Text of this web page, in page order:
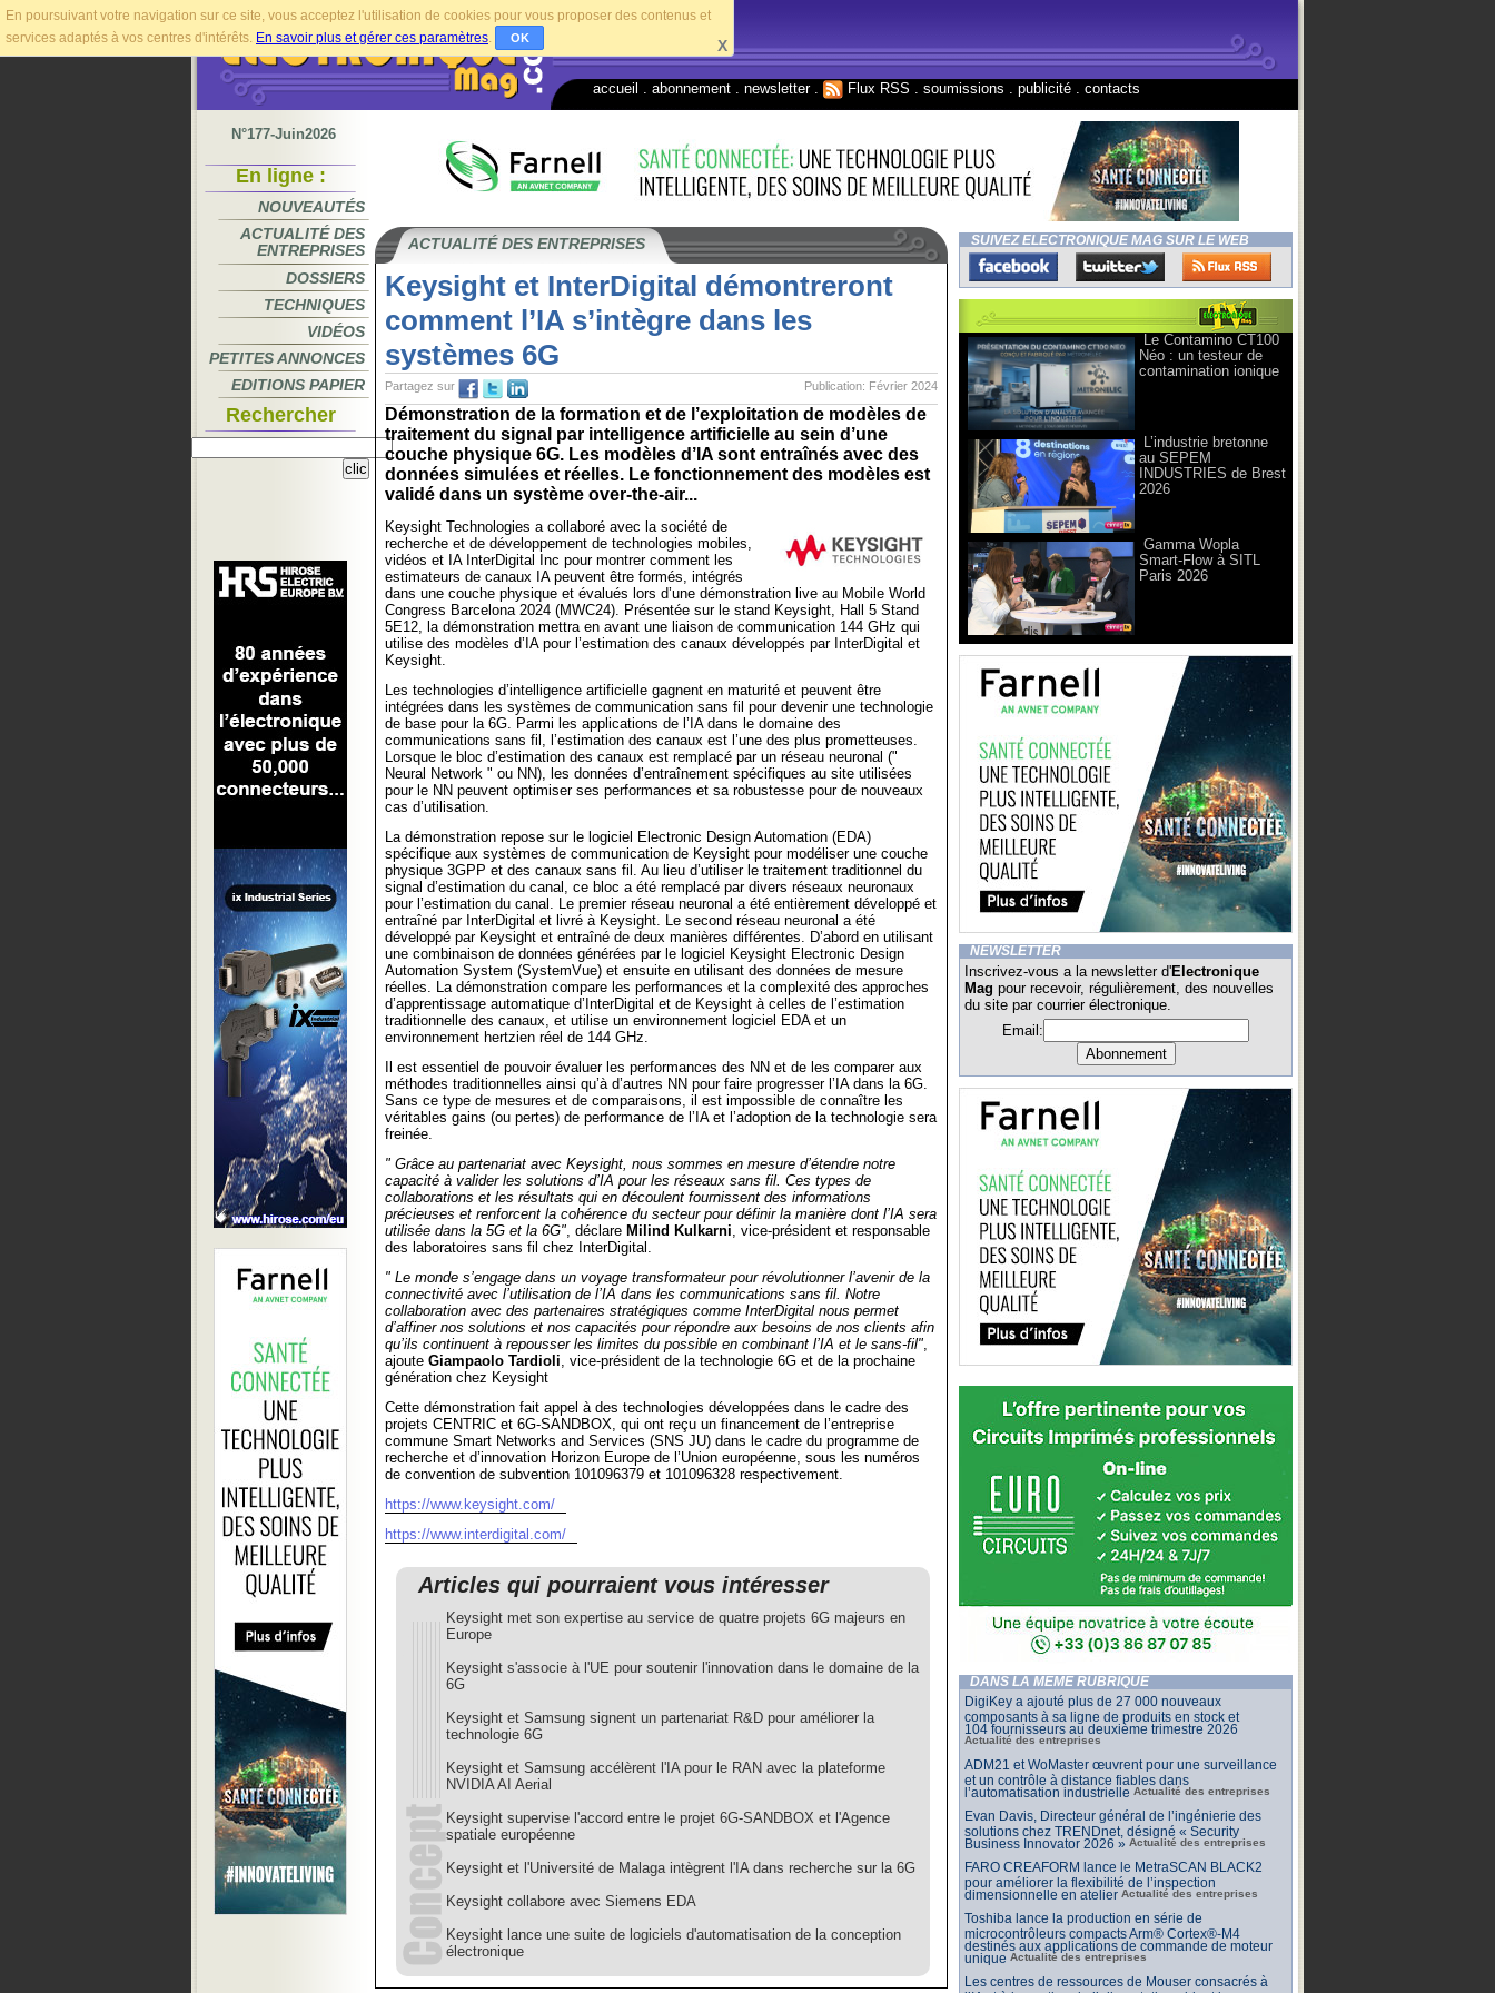
En poursuivant votre navigation sur ce site, vous acceptez l'utilisation de cookies pour vous proposer des contenus et
services adaptés à vos centres d'intérêts. En savoir plus et gérer ces paramètres. OK X
accueil abonnement newsletter. Flux RSS soumissions publicité contacts
N°177-Juin2026
En ligne :
NOUVEAUTÉS
ACTUALITÉ DES
ENTREPRISES
DOSSIERS
TECHNIQUES
VIDÉOS
PETITES ANNONCES
EDITIONS PAPIER
Rechercher
ACTUALITÉ DES ENTREPRISES
Keysight et InterDigital démontreront
comment l’IA s’intègre dans les
systèmes 6G
Publication: Février 2024
Partagez sur
Démonstration de la formation et de l’exploitation de modèles de
traitement du signal par intelligence artificielle au sein d’une
couche physique 6G. Les modèles d’IA sont entraînés avec des
données simulées et réelles. Le fonctionnement des modèles est
validé dans un système over-the-air...
Keysight Technologies a collaboré avec la société de
recherche et de développement de technologies mobiles,
vidéos et IA InterDigital Inc pour montrer comment les
estimateurs de canaux IA peuvent être formés, intégrés
dans une couche physique et évalués lors d’une démonstration live au Mobile World
Congress Barcelona 2024 (MWC24). Présentée sur le stand Keysight, Hall 5 Stand
5E12, la démonstration mettra en avant une liaison de communication 144 GHz qui
utilise des modèles d’IA pour l’estimation des canaux développés par InterDigital et
Keysight.
Les technologies d’intelligence artificielle gagnent en maturité et peuvent être
intégrées dans les systèmes de communication sans fil pour devenir une technologie
de base pour la 6G. Parmi les applications de l’IA dans le domaine des
communications sans fil, l’estimation des canaux est l’une des plus prometteuses.
Lorsque le bloc d’estimation des canaux est remplacé par un réseau neuronal ("
Neural Network " ou NN), les données d’entraînement spécifiques au site utilisées
pour le NN peuvent optimiser ses performances et sa robustesse pour de nouveaux
cas d’utilisation.
La démonstration repose sur le logiciel Electronic Design Automation (EDA)
spécifique aux systèmes de communication de Keysight pour modéliser une couche
physique 3GPP et des canaux sans fil. Au lieu d’utiliser le traitement traditionnel du
signal d’estimation du canal, ce bloc a été remplacé par divers réseaux neuronaux
pour l’estimation du canal. Le premier réseau neuronal a été entièrement développé et
entraîné par InterDigital et livré à Keysight. Le second réseau neuronal a été
développé par Keysight et entraîné de deux manières différentes. D’abord en utilisant
une combinaison de données générées par le logiciel Keysight Electronic Design
Automation System (SystemVue) et ensuite en utilisant des données de mesure
réelles. La démonstration compare les performances et la complexité des approches
d’apprentissage automatique d’InterDigital et de Keysight à celles de l’estimation
traditionnelle des canaux, et utilise un environnement logiciel EDA et un
environnement hertzien réel de 144 GHz.
Il est essentiel de pouvoir évaluer les performances des NN et de les comparer aux
méthodes traditionnelles ainsi qu’à d’autres NN pour faire progresser l’IA dans la 6G.
Sans ce type de mesures et de comparaisons, il est impossible de connaître les
véritables gains (ou pertes) de performance de l’IA et l’adoption de la technologie sera
freinée.
" Grâce au partenariat avec Keysight, nous sommes en mesure d’étendre notre
capacité à valider les solutions d’IA pour les réseaux sans fil. Ces types de
collaborations et les résultats qui en découlent fournissent des informations
précieuses et renforcent la cohérence du secteur pour définir la manière dont l’IA sera
utilisée dans la 5G et la 6G", déclare Milind Kulkarni, vice-président et responsable
des laboratoires sans fil chez InterDigital.
" Le monde s’engage dans un voyage transformateur pour révolutionner l’avenir de la
connectivité avec l’utilisation de l’IA dans les communications sans fil. Notre
collaboration avec des partenaires stratégiques comme InterDigital nous permet
d’affiner nos solutions et nos capacités pour répondre aux besoins de nos clients afin
qu’ils continuent à repousser les limites du possible en combinant l’IA et le sans-fil",
ajoute Giampaolo Tardioli, vice-président de la technologie 6G et de la prochaine
génération chez Keysight
Cette démonstration fait appel à des technologies développées dans le cadre des
projets CENTRIC et 6G-SANDBOX, qui ont reçu un financement de l’entreprise
commune Smart Networks and Services (SNS JU) dans le cadre du programme de
recherche et d’innovation Horizon Europe de l’Union européenne, sous les numéros
de convention de subvention 101096379 et 101096328 respectivement.
https://www.keysight.com/
https://www.interdigital.com/
Articles qui pourraient vous intéresser
Keysight met son expertise au service de quatre projets 6G majeurs en
Europe
Keysight s'associe à l'UE pour soutenir l'innovation dans le domaine de la
6G
Keysight et Samsung signent un partenariat R&D pour améliorer la
technologie 6G
Keysight et Samsung accélèrent l'IA pour le RAN avec la plateforme
NVIDIA AI Aerial
Keysight supervise l'accord entre le projet 6G-SANDBOX et l'Agence
spatiale européenne
Keysight et l'Université de Malaga intègrent l'IA dans recherche sur la 6G
Keysight collabore avec Siemens EDA
Keysight lance une suite de logiciels d'automatisation de la conception
électronique
SUIVEZ ELECTRONIQUE MAG SUR LE WEB
Le Contamino CT100
Néo : un testeur de
contamination ionique
L’industrie bretonne
au SEPEM
INDUSTRIES de Brest
2026
Gamma Wopla
Smart-Flow à SITL
Paris 2026
NEWSLETTER
Inscrivez-vous a la newsletter d'Electronique
Mag pour recevoir, régulièrement, des nouvelles
du site par courrier électronique.
Email:
DANS LA MÊME RUBRIQUE
DigiKey a ajouté plus de 27 000 nouveaux
composants à sa ligne de produits en stock et
104 fournisseurs au deuxième trimestre 2026
Actualité des entreprises
ADM21 et WoMaster œuvrent pour une surveillance
et un contrôle à distance fiables dans
l’automatisation industrielle Actualité des entreprises
Evan Davis, Directeur général de l’ingénierie des
solutions chez TRENDnet, désigné « Security
Business Innovator 2026 » Actualité des entreprises
FARO CREAFORM lance le MetraSCAN BLACK2
pour améliorer la flexibilité de l’inspection
dimensionnelle en atelier Actualité des entreprises
Toshiba lance la production en série de
microcontrôleurs compacts Arm® Cortex®-M4
destinés aux applications de commande de moteur
unique Actualité des entreprises
Les centres de ressources de Mouser consacrés à